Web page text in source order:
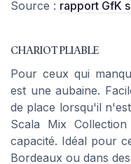
Source : rapport GfK
CHARIOT PLIABLE
Pour ceux qui
est une aubaine.
de place lorsqu'il
Scala Mix Collection
capacité. Idéal pour
Bordeaux ou dans